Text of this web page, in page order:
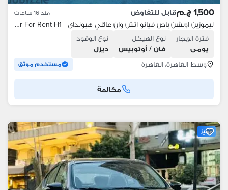
1,500 ج.م قابل للتفاوض منذ 16 ساعات
ليموزين اوبشن باص فيانو اتش وان عائلي هيونداى - Car For Rent H1
فترة الإيجار
يومى
نوع الهيكل
فان / أوتوبيس
نوع الوقود
ديزل
وسط القاهرة، القاهرة
مستخدم موثق
مكالمة
مميز